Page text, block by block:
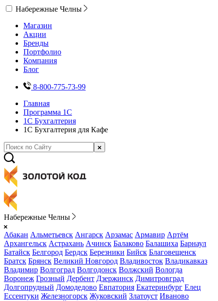
Набережные Челны
Магазин
Акции
Бренды
Портфолио
Компания
Блог
8-800-775-73-99
Главная
Программа 1С
1С Бухгалтерия
1С Бухгалтерия для Кафе
Набережные Челны
Абакан Альметьевск Ангарск Арзамас Армавир Артём
Архангельск Астрахань Ачинск Балаково Балашиха Барнаул
Батайск Белгород Бердск Березники Бийск Благовещенск
Братск Брянск Великий Новгород Владивосток Владикавказ
Владимир Волгоград Волгодонск Волжский Вологда
Воронеж Грозный Дербент Дзержинск Димитровград
Долгопрудный Домодедово Евпатория Екатеринбург Елец
Ессентуки Железногорск Жуковский Златоуст Иваново